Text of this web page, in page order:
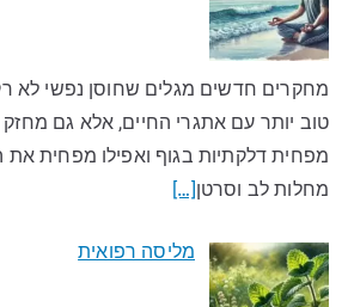
מחקרים חדשים מגלים שחוסן נפשי לא
טוב יותר עם אתגרי החיים, אלא גם
מפחית דלקתיות בגוף ואפילו מפחית את
מחלות לב וסרטן[…]
מליסה רפואית